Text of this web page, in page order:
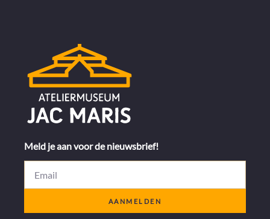
Meld je aan voor de nieuwsbrief!
AANMELDEN